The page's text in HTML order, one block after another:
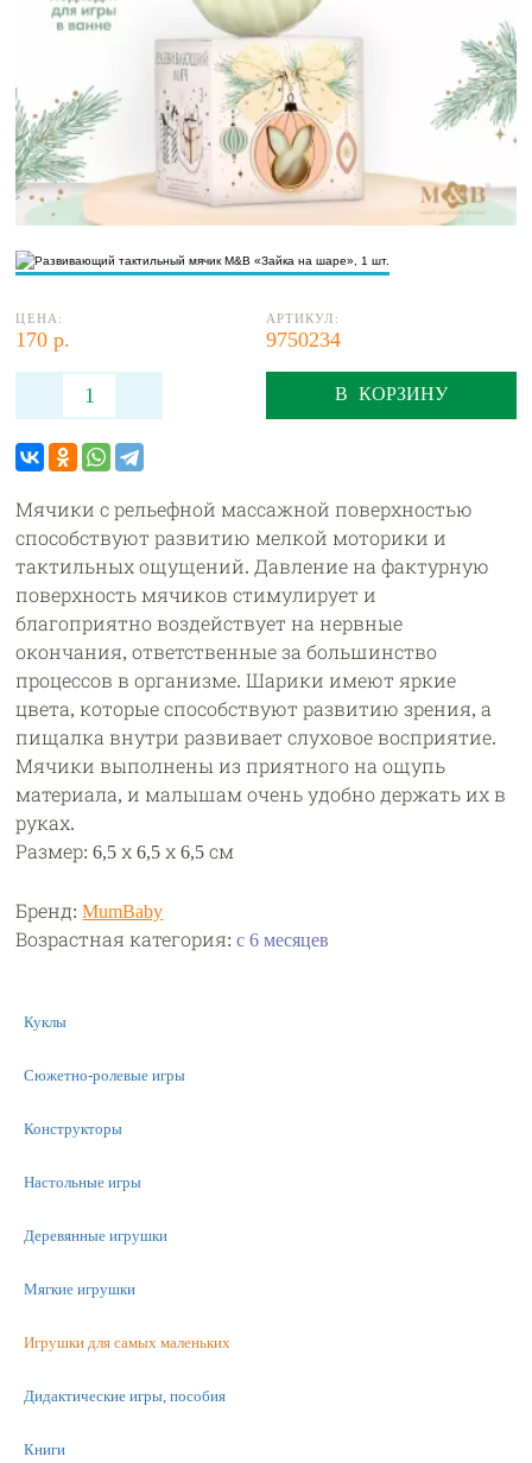
ЦЕНА:
170 р.
АРТИКУЛ:
9750234
В КОРЗИНУ
Мячики с рельефной массажной поверхностью
способствуют развитию мелкой моторики и
тактильных ощущений. Давление на фактурную
поверхность мячиков стимулирует и
благоприятно воздействует на нервные
окончания, ответственные за большинство
процессов в организме. Шарики имеют яркие
цвета, которые способствуют развитию зрения, а
пищалка внутри развивает слуховое восприятие.
Мячики выполнены из приятного на ощупь
материала, и малышам очень удобно держать их в
руках.
Размер: 6,5 х 6,5 х 6,5 см
Бренд:MumBaby
Возрастная категория:с 6 месяцев
Куклы
Сюжетно-ролевые игры
Конструкторы
Настольные игры
Деревянные игрушки
Мягкие игрушки
Игрушки для самых маленьких
Дидактические игры, пособия
Книги